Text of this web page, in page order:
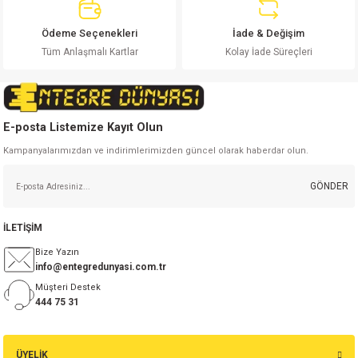
Gönder
Ödeme Seçenekleri
Tüm Anlaşmalı Kartlar
İade & Değişim
Kolay İade Süreçleri
E-posta Listemize Kayıt Olun
Kampanyalarımızdan ve indirimlerimizden güncel olarak haberdar olun.
GÖNDER
ÜYELİK
İLETİŞİM
Bize Yazın
info@entegredunyasi.com.tr
Müşteri Destek
444 75 31